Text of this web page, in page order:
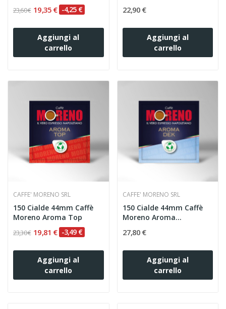
23,60 € 19,35 € -4,25 €
Aggiungi al
carrello
22,90 €
Aggiungi al
carrello
CAFFE' MORENO SRL
150 Cialde 44mm Caffè
Moreno Aroma Top
23,30 € 19,81 € -3,49 €
Aggiungi al
carrello
CAFFE' MORENO SRL
150 Cialde 44mm Caffè
Moreno Aroma
27,80 €
Aggiungi al
carrello